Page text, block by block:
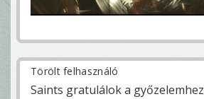
Törölt felhasználó
Saints gratulálok a győzelemhez